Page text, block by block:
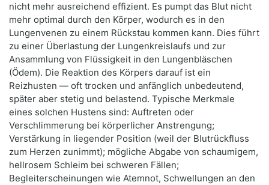
nicht mehr ausreichend effizient. Es pumpt das Blut nicht
mehr optimal durch den Körper, wodurch es in den
Lungenvenen zu einem Rückstau kommen kann. Dies führt
zu einer Überlastung der Lungenkreislaufs und zur
Ansammlung von Flüssigkeit in den Lungenbläschen
(Ödem). Die Reaktion des Körpers darauf ist ein
Reizhusten — oft trocken und anfänglich unbedeutend,
später aber stetig und belastend. Typische Merkmale
eines solchen Hustens sind: Auftreten oder
Verschlimmerung bei körperlicher Anstrengung;
Verstärkung in liegender Position (weil der Blutrückfluss
zum Herzen zunimmt); mögliche Abgabe von schaumigem,
hellrosem Schleim bei schweren Fällen;
Begleiterscheinungen wie Atemnot, Schwellungen an den